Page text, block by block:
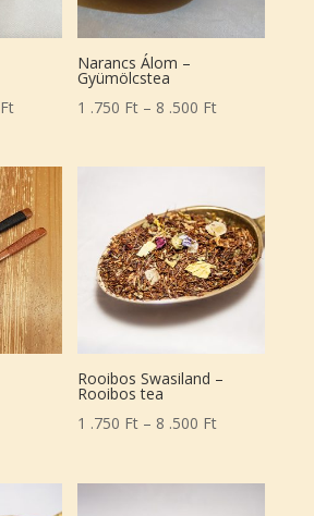
FtÁrtartomány:
.950 Ft
-
9
.500 Ft
Narancs Álom –
Gyümölcstea
1 .750 Ft – 8 .500 FtÁrtartomány:
.750 Ft
8
.500 Ft
Rooibos Swasiland –
Rooibos tea
1 .750 Ft – 8 .500 FtÁrtartomány:
.750 Ft